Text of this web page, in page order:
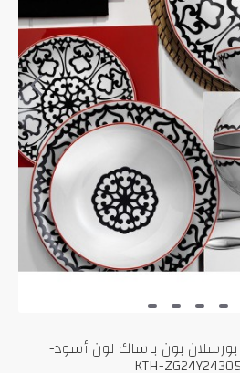
24 قطعة بورسلان بون باساك لون أسود-